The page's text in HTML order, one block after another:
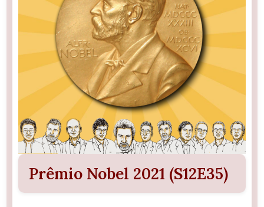
Prêmio Nobel 2021 (S12E35)